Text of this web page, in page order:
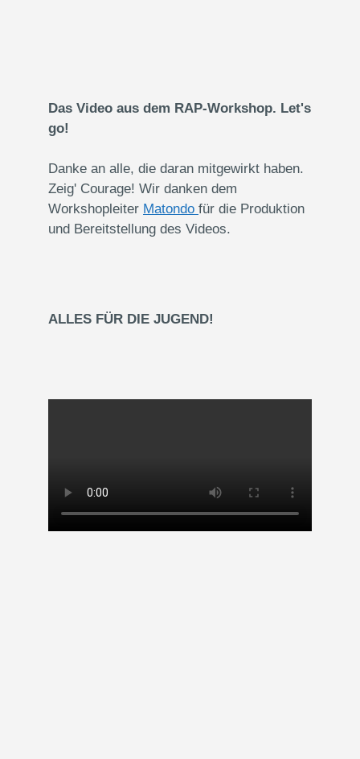
Das Video aus dem RAP-Workshop. Let's
go!
Danke an alle, die daran mitgewirkt haben.
Zeig' Courage! Wir danken dem
Workshopleiter Matondo für die Produktion
und Bereitstellung des Videos.
ALLES FÜR DIE JUGEND!